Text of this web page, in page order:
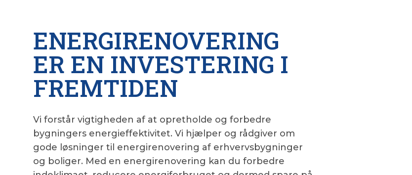
ENERGIRENOVERING
ER EN INVESTERING I
FREMTIDEN
Vi forstår vigtigheden af at opretholde og forbedre
bygningers energieffektivitet. Vi hjælper og rådgiver om
gode løsninger til energirenovering af erhvervsbygninger
og boliger. Med en energirenovering kan du forbedre